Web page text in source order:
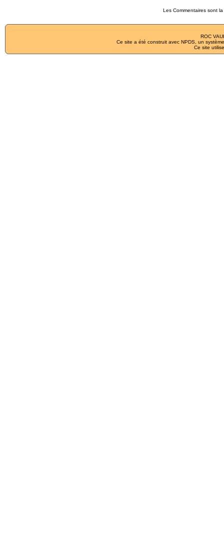
Les Commentaires sont
ROC
Ce site a été construit avec NPDS , un
Ce site